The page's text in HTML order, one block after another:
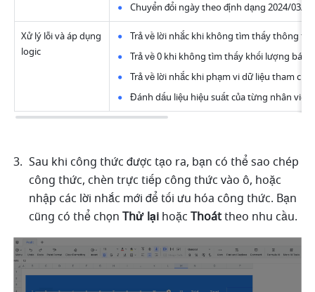
Chuyển đổi ngày theo định dạng 2024/03/
Xử lý lỗi và áp dụng
logic
Trả về lời nhắc khi không tìm thấy thông tin
Trả về 0 khi không tìm thấy khối lượng bán
Trả về lời nhắc khi phạm vi dữ liệu tham
Đánh dấu liệu hiệu suất của từng nhân
Sau khi công thức được tạo ra, bạn có thể sao chép
công thức, chèn trực tiếp công thức vào ô, hoặc
nhập các lời nhắc mới để tối ưu hóa công thức. Bạn
cũng có thể chọn Thử lại hoặc Thoát theo nhu cầu.